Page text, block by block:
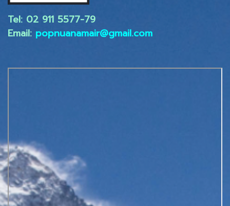
Tel: 02 ​911 5577-79
Email: popnuanamair@gmail.com